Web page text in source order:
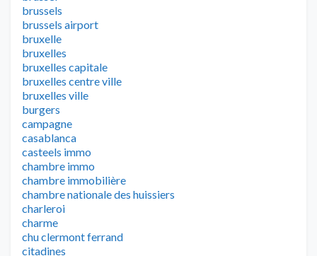
brussels
brussels airport
bruxelle
bruxelles
bruxelles capitale
bruxelles centre ville
bruxelles ville
burgers
campagne
casablanca
casteels immo
chambre immo
chambre immobilière
chambre nationale des huissiers
charleroi
charme
chu clermont ferrand
citadines